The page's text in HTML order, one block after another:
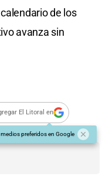
de los
avanza sin
El Litoral en
preferidos en Google